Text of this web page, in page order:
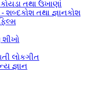
તથા ઉખાણાં
શબ્દકોશ તથા જ્ઞાનકોશ
લોકગીત
જ્ઞાન